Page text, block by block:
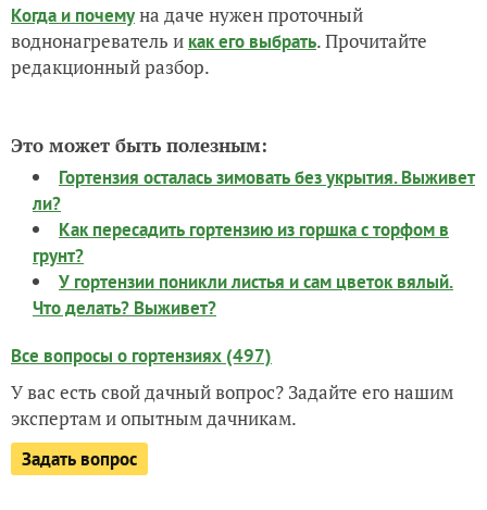
Когда и почемуна даче нужен проточный
воднонагреватель и как его выбрать. Прочитайте
редакционный разбор.
Это может быть полезным:
Гортензия осталась зимовать без укрытия. Выживет
ли?
Как пересадить гортензию из горшка с торфом в
грунт?
У гортензии поникли листья и сам цветок вялый.
Что делать? Выживет?
Все вопросы о гортензиях (497)
У вас есть свой дачный вопрос? Задайте его нашим
экспертам и опытным дачникам.
Задать вопрос